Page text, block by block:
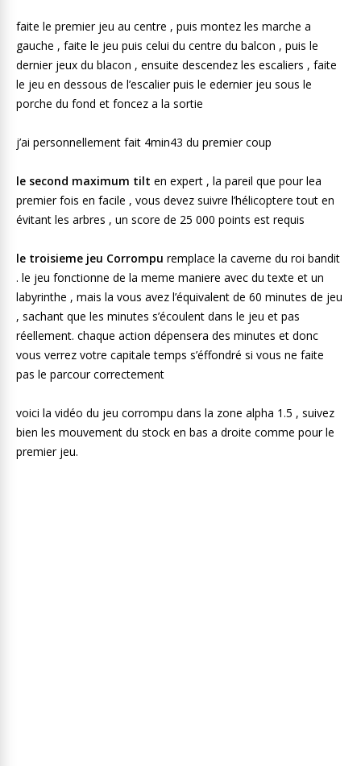
faite le premier jeu au centre , puis montez les marche a
gauche , faite le jeu puis celui du centre du balcon , puis le
dernier jeux du blacon , ensuite descendez les escaliers , faite
le jeu en dessous de l’escalier puis le edernier jeu sous le
porche du fond et foncez a la sortie
j’ai personnellement fait 4min43 du premier coup
le second maximum tilt en expert , la pareil que pour lea
premier fois en facile , vous devez suivre l’hélicoptere tout en
évitant les arbres , un score de 25 000 points est requis
le troisieme jeu Corrompu remplace la caverne du roi bandit
. le jeu fonctionne de la meme maniere avec du texte et un
labyrinthe , mais la vous avez l’équivalent de 60 minutes de jeu
, sachant que les minutes s’écoulent dans le jeu et pas
réellement. chaque action dépensera des minutes et donc
vous verrez votre capitale temps s’éffondré si vous ne faite
pas le parcour correctement
voici la vidéo du jeu corrompu dans la zone alpha 1.5 , suivez
bien les mouvement du stock en bas a droite comme pour le
premier jeu.